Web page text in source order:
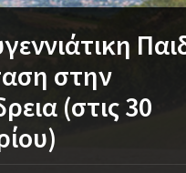
στην
(στις 30